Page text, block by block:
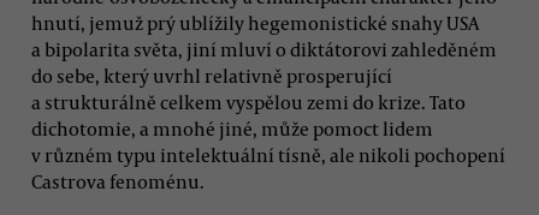
hnutí, jemuž prý ublížily hegemonistické snahy USA
a bipolarita světa, jiní mluví o diktátorovi zahleděném
do sebe, který uvrhl relativně prosperující
a strukturálně celkem vyspělou zemi do krize. Tato
dichotomie, a mnohé jiné, může pomoct lidem
v různém typu intelektuální tísně, ale nikoli pochopení
Castrova fenoménu.